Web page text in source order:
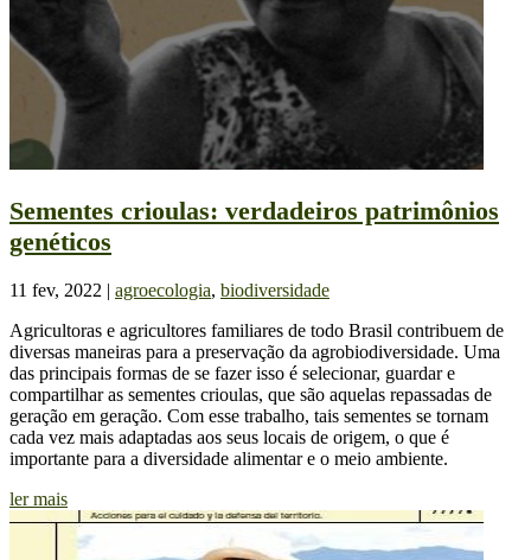
Sementes crioulas: verdadeiros patrimônios
genéticos
11 fev, 2022 | agroecologia, biodiversidade
Agricultoras e agricultores familiares de todo Brasil contribuem de
diversas maneiras para a preservação da agrobiodiversidade. Uma
das principais formas de se fazer isso é selecionar, guardar e
compartilhar as sementes crioulas, que são aquelas repassadas de
geração em geração. Com esse trabalho, tais sementes se tornam
cada vez mais adaptadas aos seus locais de origem, o que é
importante para a diversidade alimentar e o meio ambiente.
ler mais